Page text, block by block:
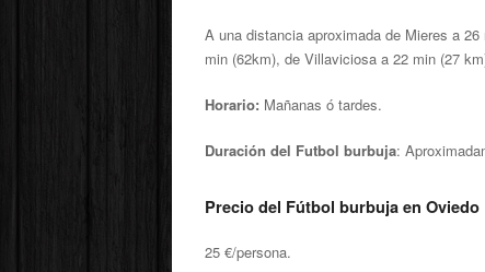
A una distancia aproximada de Mieres a
min (62km), de Villaviciosa a 22 min (27
Horario: Mañanas ó tardes.
Duración del Futbol burbuja:
Precio del Fútbol burbuja en Oviedo
25 €/persona.